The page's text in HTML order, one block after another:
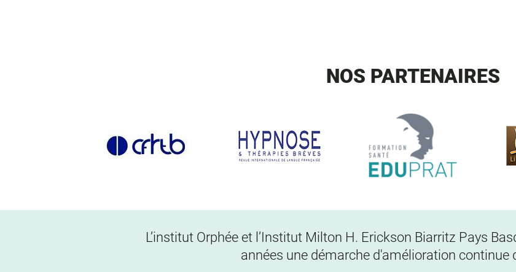
NOS PARTENAIRES
L’institut Orphée et l’Institut Milton H. Erickson Biarritz Pays
années une démarche d'amélioration continue